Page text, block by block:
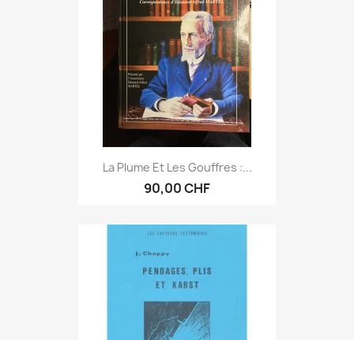
La Plume Et Les Gouffres :...
90,00 CHF